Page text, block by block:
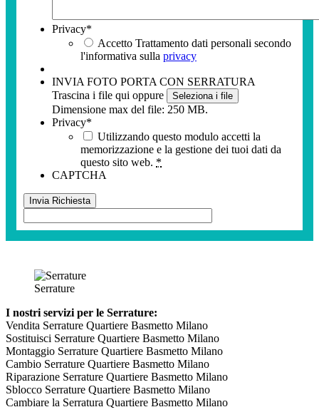
Privacy*
Accetto Trattamento dati personali secondo
l'informativa sulla privacy
INVIA FOTO PORTA CON SERRATURA
Trascina i file qui oppure
Seleziona i file
Dimensione max del file: 250 MB.
Privacy*
Utilizzando questo modulo accetti la
memorizzazione e la gestione dei tuoi dati da
questo sito web. *
CAPTCHA
Serrature
I nostri servizi per le Serrature:
Vendita Serrature Quartiere Basmetto Milano
Sostituisci Serrature Quartiere Basmetto Milano
Montaggio Serrature Quartiere Basmetto Milano
Cambio Serrature Quartiere Basmetto Milano
Riparazione Serrature Quartiere Basmetto Milano
Sblocco Serrature Quartiere Basmetto Milano
Cambiare la Serratura Quartiere Basmetto Milano